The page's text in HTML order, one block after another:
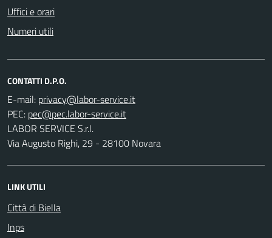
Uffici e orari
Numeri utili
CONTATTI D.P.O.
E-mail:
PEC:
LABOR SERVICE S.r.l.
Via Augusto Righi, 29 - 28100 Novara
LINK UTILI
Città di Biella
Inps